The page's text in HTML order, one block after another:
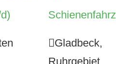
Gladbeck,
Ruhrgebiet